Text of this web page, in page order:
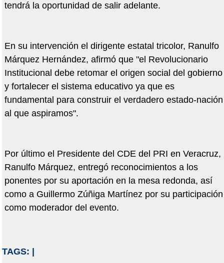
tendrá la oportunidad de salir adelante.
En su intervención el dirigente estatal tricolor, Ranulfo
Márquez Hernández, afirmó que "el Revolucionario
Institucional debe retomar el origen social del gobierno
y fortalecer el sistema educativo ya que es
fundamental para construir el verdadero estado-nación
al que aspiramos".
Por último el Presidente del CDE del PRI en Veracruz,
Ranulfo Márquez, entregó reconocimientos a los
ponentes por su aportación en la mesa redonda, así
como a Guillermo Zúñiga Martínez por su participación
como moderador del evento.
TAGS: